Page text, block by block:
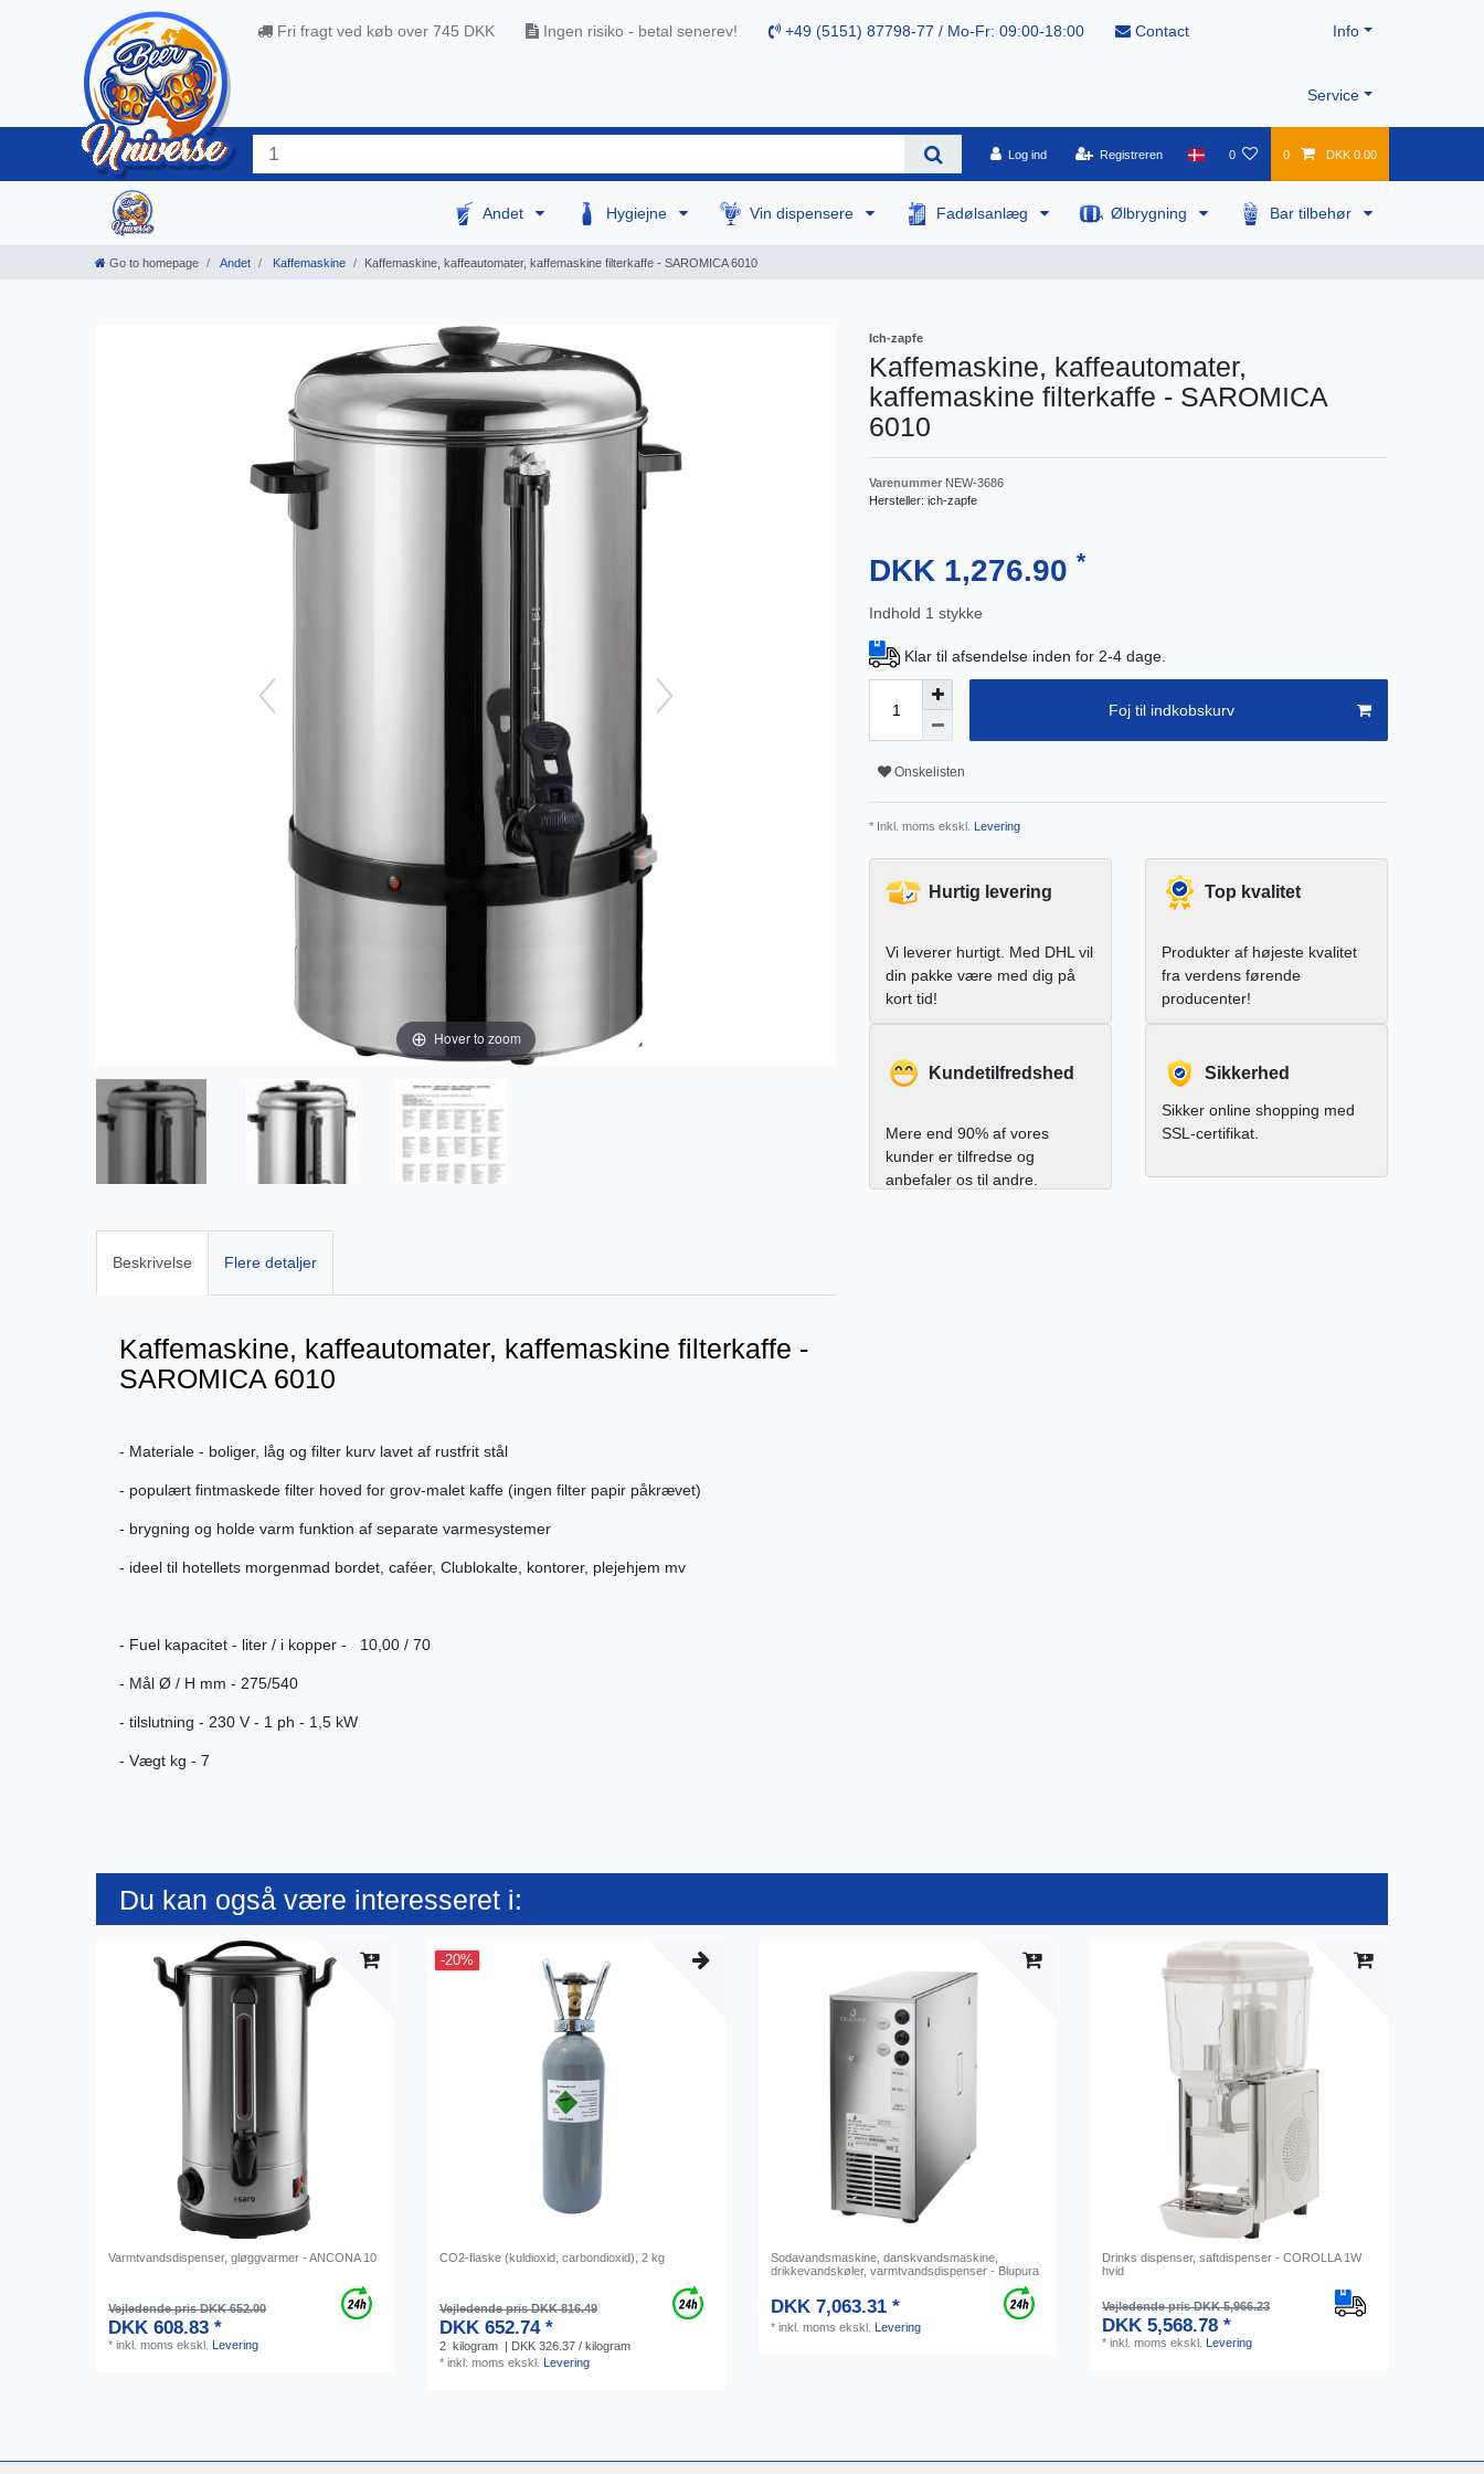
Fri fragt ved køb over 745 DKK Ingen risiko - betal senerev! +49 (5151) 87798-77 / Mo-Fr: 09:00-18:00 Contact Info
Service
Log ind Registreren 0 0 DKK 0.00
Andet Hygiejne Vin dispensere Fadølsanlæg Ølbrygning Bar tilbehør
Go to homepage Andet Kaffemaskine Kaffemaskine, kaffeautomater, kaffemaskine filterkaffe - SAROMICA 6010
Hover to zoom
Beskrivelse Flere detaljer
Kaffemaskine, kaffeautomater, kaffemaskine filterkaffe -
SAROMICA 6010
- Materiale - boliger, låg og filter kurv lavet af rustfrit stål
- populært fintmaskede filter hoved for grov-malet kaffe (ingen filter papir påkrævet)
- brygning og holde varm funktion af separate varmesystemer
- ideel til hotellets morgenmad bordet, caféer, Clublokalte, kontorer, plejehjem mv
- Fuel kapacitet - liter / i kopper - 10,00 / 70
- Mål Ø / H mm - 275/540
- tilslutning - 230 V - 1 ph - 1,5 kW
- Vægt kg - 7
Ich-zapfe
Kaffemaskine, kaffeautomater,
kaffemaskine filterkaffe - SAROMICA
6010
Varenummer NEW-3686
Hersteller: ich-zapfe
DKK 1,276.90 *
Indhold 1 stykke
Klar til afsendelse inden for 2-4 dage.
Foj til indkobskurv
Onskelisten
* Inkl. moms ekskl. Levering
Hurtig levering
Vi leverer hurtigt. Med DHL vil
din pakke være med dig på
kort tid!
Top kvalitet
Produkter af højeste kvalitet
fra verdens førende
producenter!
Kundetilfredshed
Mere end 90% af vores
kunder er tilfredse og
anbefaler os til andre.
Sikkerhed
Sikker online shopping med
SSL-certifikat.
Du kan også være interesseret i:
Varmtvandsdispenser, gløggvarmer - ANCONA 10
Vejledende pris DKK 652.00
DKK 608.83 *
*inkl. moms ekskl. Levering
-20%
CO2-flaske (kuldioxid, carbondioxid), 2 kg
Vejledende pris DKK 816.49
DKK 652.74 *
2 kilogram | DKK 326.37 / kilogram
*inkl. moms ekskl. Levering
Sodavandsmaskine, danskvandsmaskine,
drikkevandskøler, varmtvandsdispenser - Blupura
DKK 7,063.31 *
*inkl. moms ekskl. Levering
Drinks dispenser, saftdispenser - COROLLA 1W
hvid
Vejledende pris DKK 5,966.23
DKK 5,568.78 *
*inkl. moms ekskl. Levering